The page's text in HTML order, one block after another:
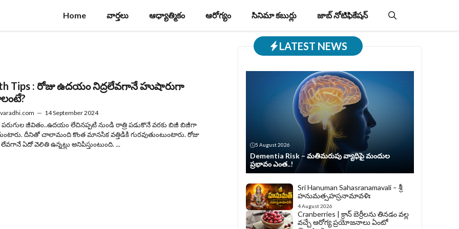
Home వార్తలు ఆధ్యాత్మికం ఆరోగ్యం సినిమా కబుర్లు జాబ్‌ నోటిఫికేషన్‌
Tips : రోజు ఉదయం నిద్రలేవగానే హుషారుగా
— 14 September 2024
పరుగుల జీవితం..ఉదయం లేచినప్పటి నుండి రాత్రి పడుకొనే వరకు బిజీ బిజీగా
దీనితో చాలామంది కొంత మానసిక వత్తిడికి గురవుతుంటుంటారు. రోజు
ఏదో వెలితి ఉన్నట్లు అనిపిస్తుంటుంది. ...
LATEST NEWS
5 August 2026
Dementia Risk – మతిమరుపు వ్యాధిపై మందుల
ప్రభావం ఎంత..!
Sri Hanuman Sahasranamavali – శ్రీ
హనుమత్సహస్రనామావళిః
4 August 2026
Cranberries | క్రాన్ బెర్రీల‌ను తిన‌డం వ‌ల్ల
వచ్చే ఆరోగ్య ప్రయోజనాలు ఏంటో